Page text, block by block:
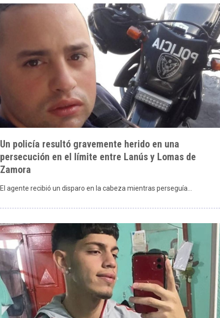
Un policía resultó gravemente herido en una
persecución en el límite entre Lanús y Lomas de
Zamora
El agente recibió un disparo en la cabeza mientras perseguía…